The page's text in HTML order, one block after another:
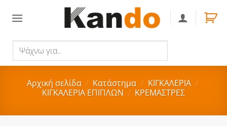
για..
Αρχική σελίδα / Κατάστημα / ΚΙΓΚΑΛΕΡΙΑ /
ΚΙΓΚΑΛΕΡΙΑ ΕΠΙΠΛΩΝ / ΚΡΕΜΑΣΤΡΕΣ